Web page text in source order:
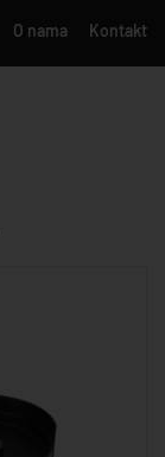
O nama Kontakt